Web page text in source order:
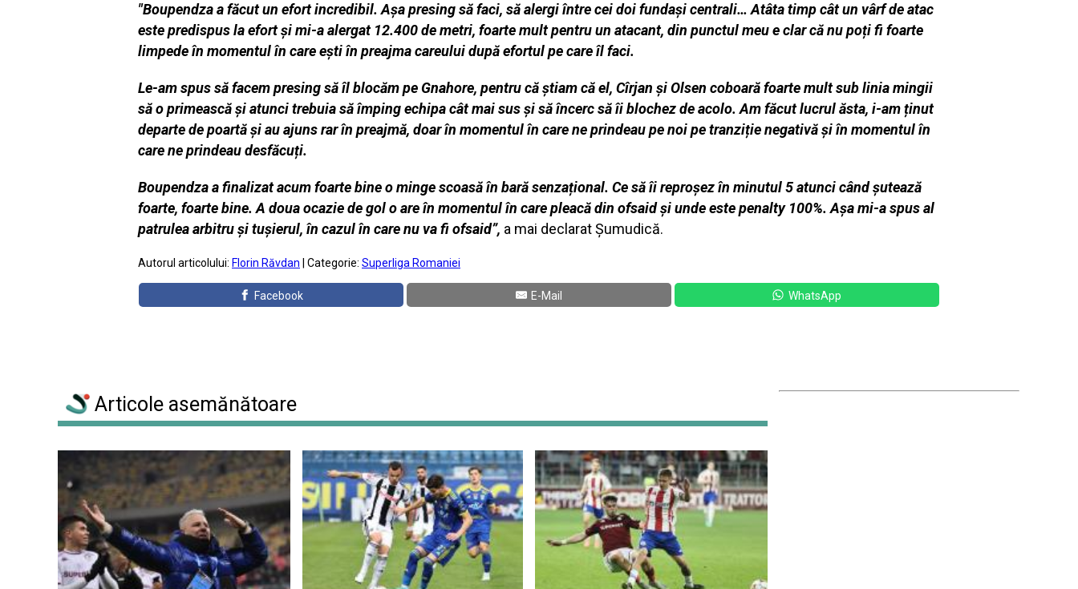
"Boupendza a făcut un efort incredibil. Așa presing să faci, să alergi între cei doi fundași centrali… Atâta timp cât un vârf de atac
este predispus la efort și mi-a alergat 12.400 de metri, foarte mult pentru un atacant, din punctul meu e clar că nu poți fi foarte
limpede în momentul în care ești în preajma careului după efortul pe care îl faci.
Le-am spus să facem presing să îl blocăm pe Gnahore, pentru că știam că el, Cîrjan și Olsen coboară foarte mult sub linia mingii
să o primească și atunci trebuia să împing echipa cât mai sus și să încerc să îi blochez de acolo. Am făcut lucrul ăsta, i-am ținut
departe de poartă și au ajuns rar în preajmă, doar în momentul în care ne prindeau pe noi pe tranziție negativă și în momentul în
care ne prindeau desfăcuți.
Boupendza a finalizat acum foarte bine o minge scoasă în bară senzațional. Ce să îi reproșez în minutul 5 atunci când șutează
foarte, foarte bine. A doua ocazie de gol o are în momentul în care pleacă din ofsaid și unde este penalty 100%. Așa mi-a spus al
patrulea arbitru și tușierul, în cazul în care nu va fi ofsaid”, a mai declarat Şumudică.
Autorul articolului: Florin Răvdan | Categorie: Superliga Romaniei
Facebook E-Mail WhatsApp
Articole asemănătoare